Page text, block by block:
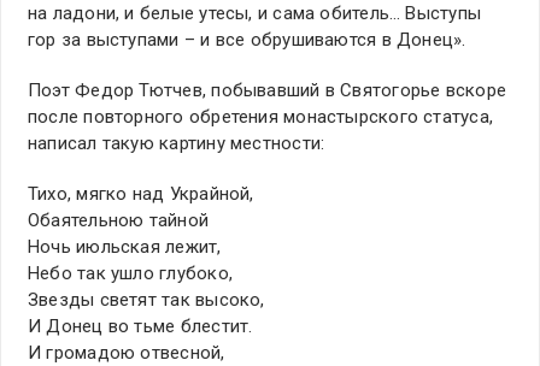
на ладони, и белые утесы, и сама обитель… Выступы
гор за выступами – и все обрушиваются в Донец».
Поэт Федор Тютчев, побывавший в Святогорье вскоре
после повторного обретения монастырского статуса,
написал такую картину местности:
Тихо, мягко над Украйной,
Обаятельною тайной
Ночь июльская лежит,
Небо так ушло глубоко,
Звезды светят так высоко,
И Донец во тьме блестит.
И громадою отвесной,